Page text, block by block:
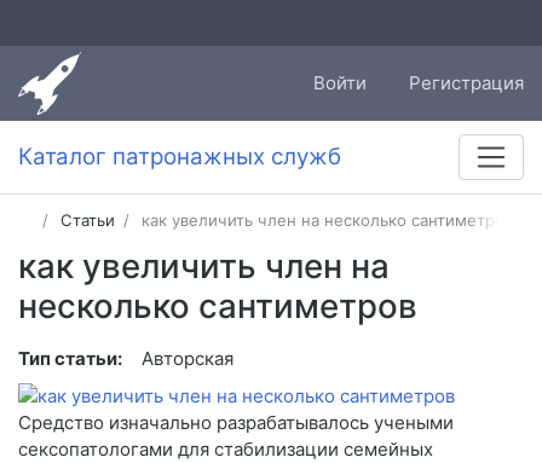
Войти Регистрация
Каталог патронажных служб
Статьи как увеличить член на несколько сантиметров
как увеличить член на
несколько сантиметров
Тип статьи: Авторская
Средство изначально разрабатывалось учеными
сексопатологами для стабилизации семейных